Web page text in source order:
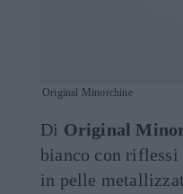
Original Minorchine
Di Original
bianco con riflessi
in pelle